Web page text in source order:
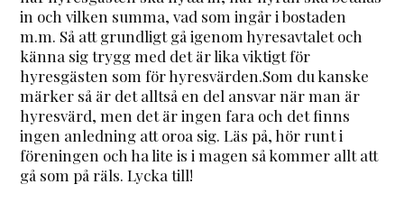
in och vilken summa, vad som ingår i bostaden
m.m. Så att grundligt gå igenom hyresavtalet och
känna sig trygg med det är lika viktigt för
hyresgästen som för hyresvärden.Som du kanske
märker så är det alltså en del ansvar när man är
hyresvärd, men det är ingen fara och det finns
ingen anledning att oroa sig. Läs på, hör runt i
föreningen och ha lite is i magen så kommer allt att
gå som på räls. Lycka till!